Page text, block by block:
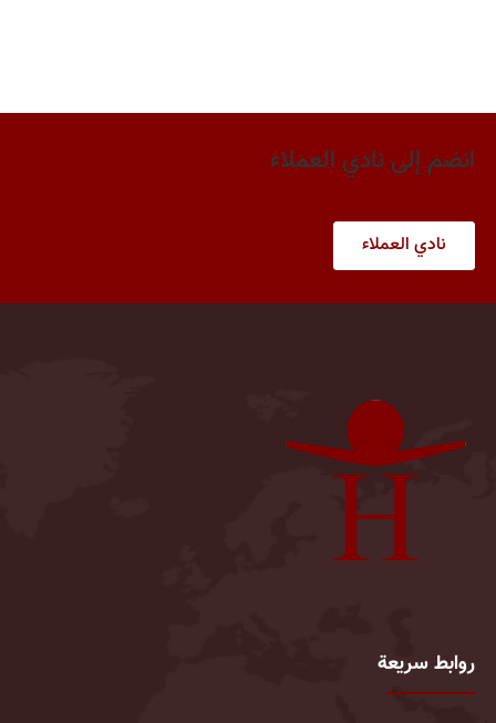
انضم إلى نادي العملاء
نادي العملاء
روابط سريعة